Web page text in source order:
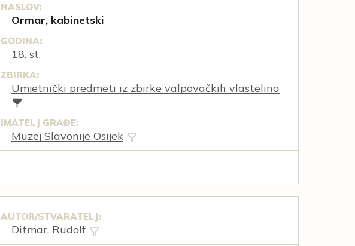
NASLOV:
Ormar, kabinetski
GODINA:
18. st.
ZBIRKA:
Umjetnički predmeti iz zbirke valpovačkih vlastelina
IMATELJ GRAĐE:
Muzej Slavonije Osijek
AUTOR/STVARATELJ:
Ditmar, Rudolf